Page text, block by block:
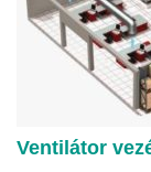
Ventilátor